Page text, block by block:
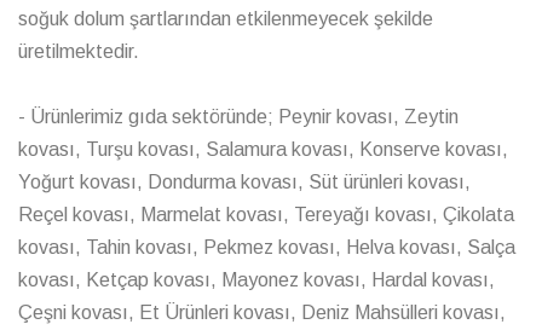
soğuk dolum şartlarından etkilenmeyecek şekilde
üretilmektedir.
- Ürünlerimiz gıda sektöründe; Peynir kovası, Zeytin
kovası, Turşu kovası, Salamura kovası, Konserve kovası,
Yoğurt kovası, Dondurma kovası, Süt ürünleri kovası,
Reçel kovası, Marmelat kovası, Tereyağı kovası, Çikolata
kovası, Tahin kovası, Pekmez kovası, Helva kovası, Salça
kovası, Ketçap kovası, Mayonez kovası, Hardal kovası,
Çeşni kovası, Et Ürünleri kovası, Deniz Mahsülleri kovası,